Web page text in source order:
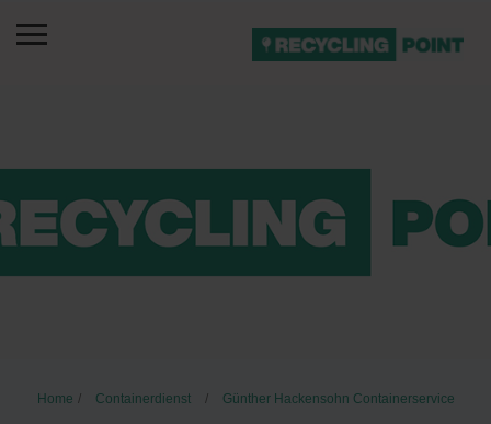
Home Containerdienst Günther Hackensohn Containerservice